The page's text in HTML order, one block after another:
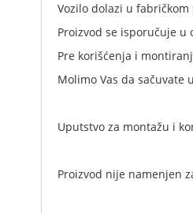
Vozilo dolazi u fabričkom
Proizvod se isporučuje
Pre korišćenja i
Molimo Vas da sačuvate
Uputstvo za montažu i
Proizvod nije namenjen